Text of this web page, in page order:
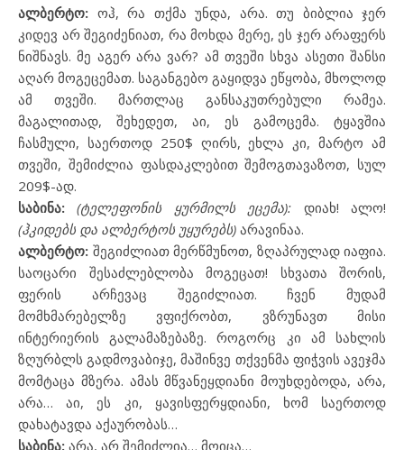
ალბერტო: ოჰ, რა თქმა უნდა, არა. თუ ბიბლია ჯერ
კიდევ არ შეგიძენიათ, რა მოხდა მერე, ეს ჯერ არაფერს
ნიშნავს. მე აგერ არა ვარ? ამ თვეში სხვა ასეთი შანსი
აღარ მოგეცემათ. საგანგებო გაყიდვა ეწყობა, მხოლოდ
ამ თვეში. მართლაც განსაკუთრებული რამეა.
მაგალითად, შეხედეთ, აი, ეს გამოცემა. ტყავშია
ჩასმული, საერთოდ 250$ ღირს, ეხლა კი, მარტო ამ
თვეში, შემიძლია ფასდაკლებით შემოგთავაზოთ, სულ
209$-ად.
საბინა:(ტელეფონის ყურმილს ეცემა): დიახ! ალო!
(ჰკიდებს და ალბერტოს უყურებს) არავინაა.
ალბერტო: შეგიძლიათ მერწმუნოთ, ზღაპრულად იაფია.
საოცარი შესაძლებლობა მოგეცათ! სხვათა შორის,
ფერის არჩევაც შეგიძლიათ. ჩვენ მუდამ
მომხმარებელზე ვფიქრობთ, ვზრუნავთ მისი
ინტერიერის გალამაზებაზე. როგორც კი ამ სახლის
ზღურბლს გადმოვაბიჯე, მაშინვე თქვენმა ფიჭვის ავეჯმა
მომტაცა მზერა. ამას მწვანეყდიანი მოუხდებოდა, არა,
არა… აი, ეს კი, ყავისფერყდიანი, ხომ საერთოდ
დახატავდა აქაურობას…
საბინა: არა, არ შემიძლია… მოიცა…